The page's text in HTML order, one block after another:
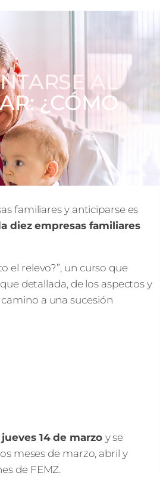
AL
¿CÓMO
familiares y anticiparse es
diez empresas familiares
el relevo?”, un curso que
detallada, de los aspectos y
a una sucesión
jueves 14 de marzo y se
meses de marzo, abril y
de FEMZ.